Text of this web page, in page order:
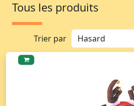
Tous les produits
Trier par